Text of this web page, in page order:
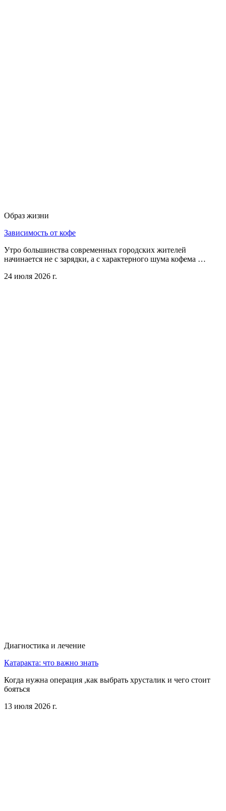
Образ жизни
Зависимость от кофе
Утро большинства современных городских жителей
начинается не с зарядки, а с характерного шума кофема …
24 июля 2026 г.
Диагностика и лечение
Катаракта: что важно знать
Когда нужна операция ,как выбрать хрусталик и чего стоит
бояться
13 июля 2026 г.